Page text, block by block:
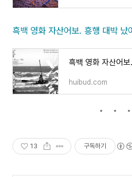
흑백 영화 자산어보. 흥행 대박 났
huibud.com
13 구독하기